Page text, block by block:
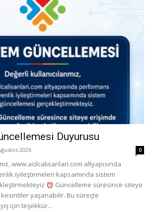
Duyurusu
2026 0
www.acilcalisanlari.com altyapısında
iyileştirmeleri kapsamında sistem
Güncelleme süresince siteye
yaşanabilir. Bu süreçte
için teşekkür...